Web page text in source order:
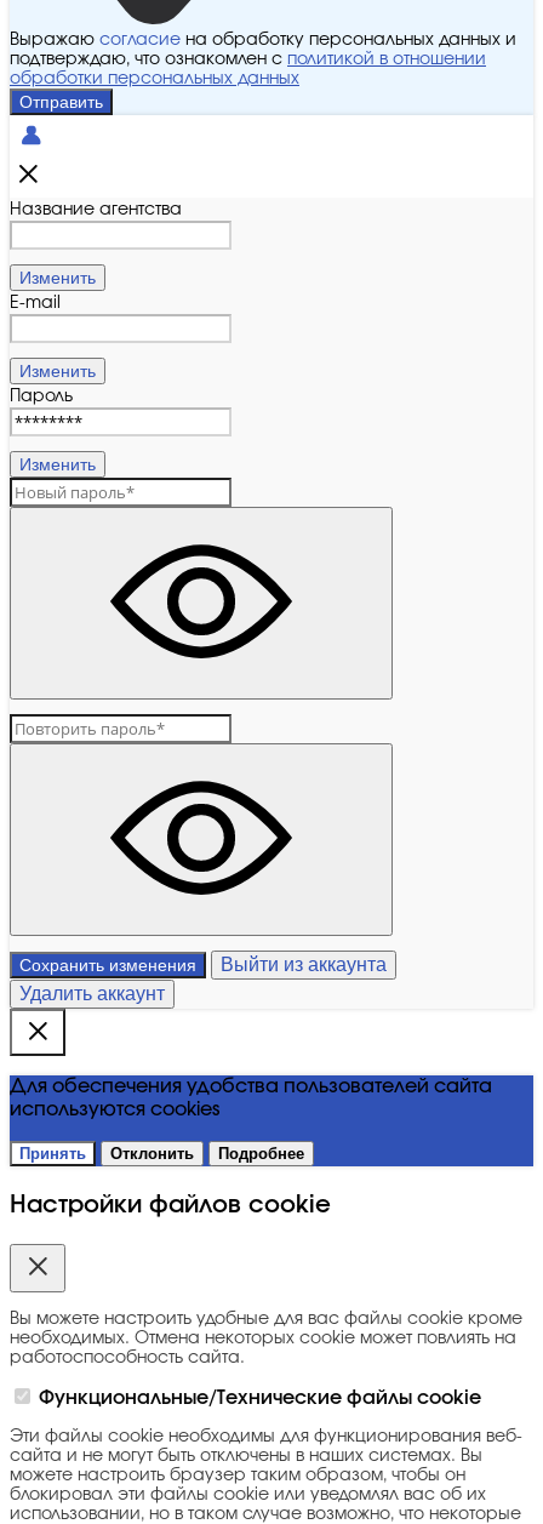
Выражаю согласие на обработку персональных данных и
подтверждаю, что ознакомлен с политикой в отношении
обработки персональных данных
Отправить
Название агентства
Изменить
E-mail
Изменить
Пароль
Изменить
Сохранить изменения
Выйти из аккаунта
Удалить аккаунт
Для обеспечения удобства пользователей сайта
используются cookies
Принять Отклонить Подробнее
Настройки файлов cookie
Вы можете настроить удобные для вас файлы cookie кроме
необходимых. Отмена некоторых cookie может повлиять на
работоспособность сайта.
Функциональные/Технические файлы cookie
Эти файлы cookie необходимы для функционирования веб-
сайта и не могут быть отключены в наших системах. Вы
можете настроить браузер таким образом, чтобы он
блокировал эти файлы cookie или уведомлял вас об их
использовании, но в таком случае возможно, что некоторые